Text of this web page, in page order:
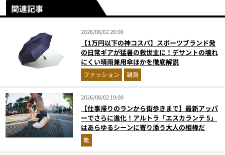
関連記事
2026/08/02 20:00
【1万円以下の神コスパ】スポーツブランド発
の日常ギアが猛暑の救世主に！デサントの壊れ
にくい晴雨兼用傘ほかを徹底解説
ファッション 雑貨
2026/08/02 19:00
【仕事帰りのランから街歩きまで】最新アッパ
ーでさらに進化！アルトラ「エスカランテ 5」
はあらゆるシーンに寄り添う大人の相棒だ
靴